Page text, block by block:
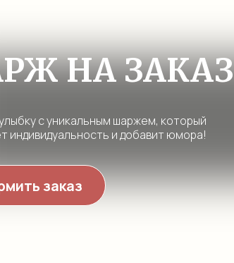
НА ЗАКАЗ
с уникальным шаржем, который
индивидуальность и добавит юмора!
заказ